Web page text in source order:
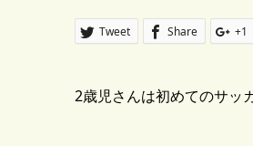
Tweet Share +1
2歳児さんは初めてのサッ